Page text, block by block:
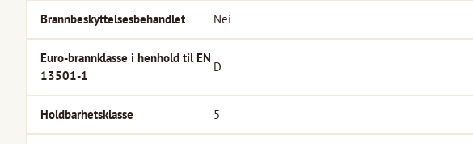
Brannbeskyttelsesbehandlet Nei
Euro-brannklasse i henhold til EN
13501-1
D
Holdbarhetsklasse 5